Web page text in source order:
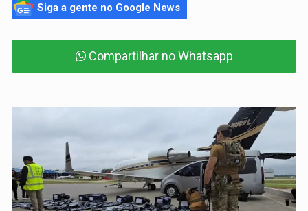
Siga a gente no Google News
Compartilhar no Whatsapp